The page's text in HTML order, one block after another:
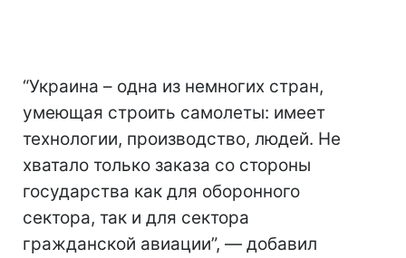
“Украина – одна из немногих стран,
умеющая строить самолеты: имеет
технологии, производство, людей. Не
хватало только заказа со стороны
государства как для оборонного
сектора, так и для сектора
гражданской авиации”, — добавил